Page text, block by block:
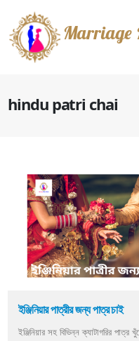
Marriage
hindu patri chai
ইঞ্জিনিয়ার পাত্রীর জন্য পাত্র চাই
ইঞ্জিনিয়ার সহ বিভিন্ন ক্যাটাগরির পাত্র